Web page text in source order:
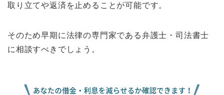
取り立てや返済を止めることが可能です。
そのため早期に法律の専門家である弁護士・司法書士
に相談すべきでしょう。